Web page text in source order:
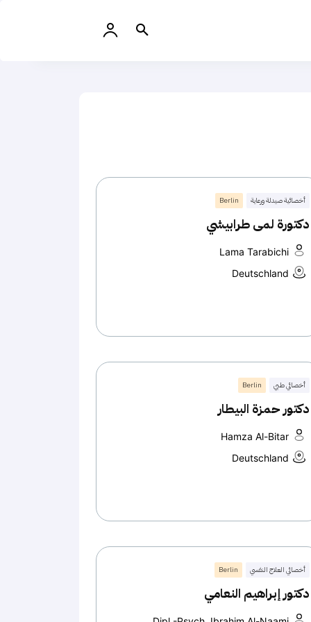
أخصائية صيدلة ورعاية Berlin
دكتورة لمى طرابيشي
Lama Tarabichi
Deutschland
أخصائي طبي Berlin
دكتور حمزة البيطار
Hamza Al-Bitar
Deutschland
أخصائي العلاج النفسي Berlin
دكتور إبراهيم النعامي